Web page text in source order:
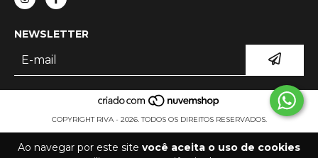
Ao navegar por este site você aceita o uso de cookies
NEWSLETTER
COPYRIGHT RIVA - 2026. TODOS OS DIREITOS RESERVADOS.